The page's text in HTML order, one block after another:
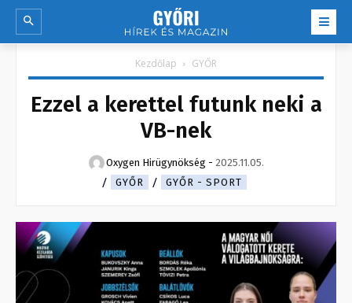
Kezdőlap GYŐR
Ezzel a kerettel futunk neki a
VB-nek
Oxygen Hirügynökség - 2025.11.05.
GYŐR
GYŐR - SPORT